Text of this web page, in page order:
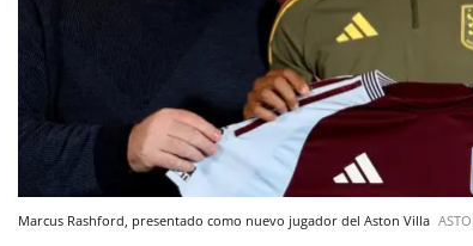
Marcus Rashford, presentado como nuevo jugador del Aston Villa